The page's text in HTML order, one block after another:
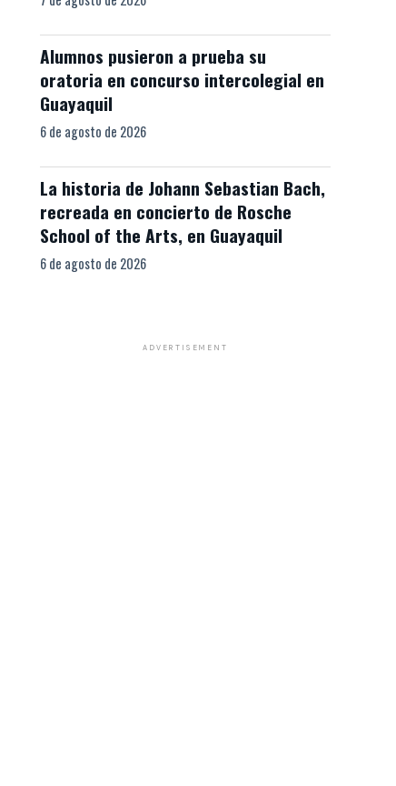
Alumnos pusieron a prueba su
oratoria en concurso intercolegial en
Guayaquil
6 de agosto de 2026
La historia de Johann Sebastian Bach,
recreada en concierto de Rosche
School of the Arts, en Guayaquil
6 de agosto de 2026
ADVERTISEMENT